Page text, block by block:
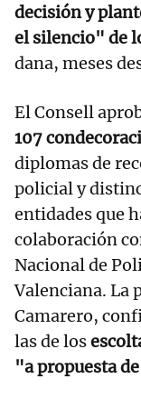
decisión y
el silencio" de
dana, meses
El Consell
107
diplomas de
policial y
entidades que
colaboración
Nacional de
Valenciana. La
Camarero,
las de los
"a propuesta